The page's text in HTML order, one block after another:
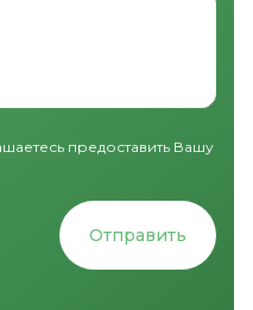
предоставить Вашу
Отправить